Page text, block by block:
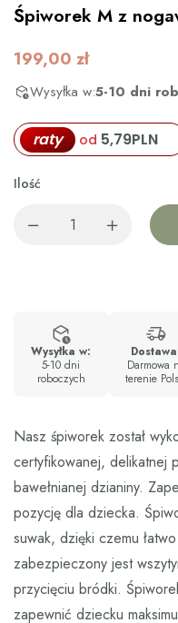
Śpiworek M z
199,00 zł
Wysyłka w:5-10 dni
raty od 5,79PLN
Ilość
Wysyłka w:
5-10 dni
roboczych
Darmowa
terenie
Nasz śpiworek został
certyfikowanej, delikatnej
bawełnianej dzianiny.
pozycję dla dziecka.
suwak, dzięki czemu
zabezpieczony jest
przycięciu bródki.
zapewnić dziecku